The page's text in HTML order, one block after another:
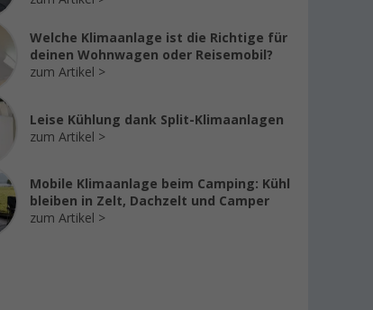
Welche Klimaanlage ist die Richtige für
deinen Wohnwagen oder Reisemobil?
zum Artikel
Leise Kühlung dank Split-Klimaanlagen
zum Artikel
Mobile Klimaanlage beim Camping: Kühl
bleiben in Zelt, Dachzelt und Camper
zum Artikel